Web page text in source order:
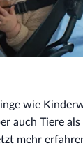
wie
auch Tiere
mehr